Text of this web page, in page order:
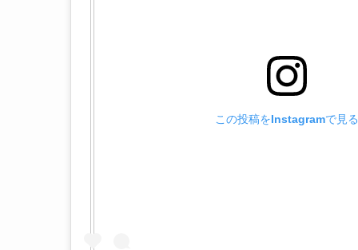
この投稿をInstagramで見る